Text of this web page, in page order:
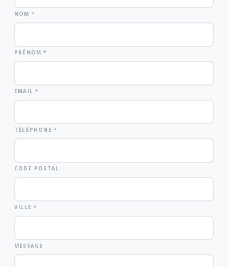
NOM *
PRÉNOM *
EMAIL *
TÉLÉPHONE *
CODE POSTAL
VILLE *
MESSAGE